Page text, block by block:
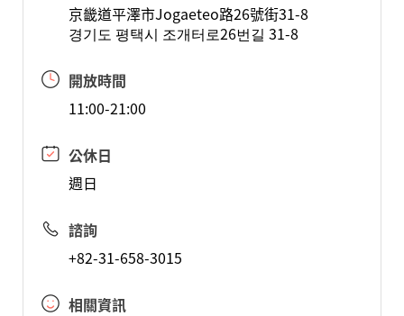
京畿道平澤市Jogaeteo路26號街31-8
경기도 평택시 조개터로26번길 31-8
開放時間
11:00-21:00
公休日
週日
諮詢
+82-31-658-3015
相關資訊